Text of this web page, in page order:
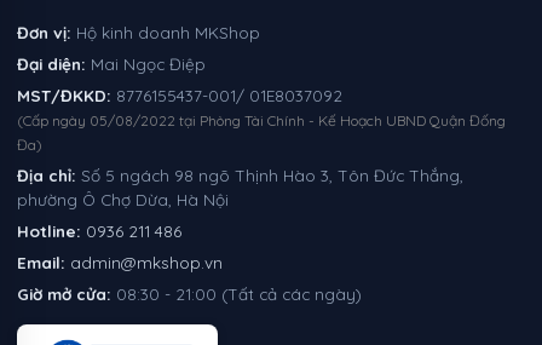
Đơn vị: Hộ kinh doanh MKShop
Đại diện: Mai Ngọc Điệp
MST/ĐKKD: 8776155437-001/ 01E8037092
(Cấp ngày 05/08/2022 tại Phòng Tài Chính - Kế Hoạch UBND Quận Đống
Đa)
Địa chỉ: Số 5 ngách 98 ngõ Thịnh Hào 3, Tôn Đức Thắng,
phường Ô Chợ Dừa, Hà Nội
Hotline: 0936 211 486
Email: admin@mkshop.vn
Giờ mở cửa: 08:30 - 21:00 (Tất cả các ngày)